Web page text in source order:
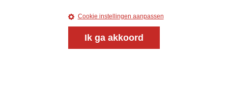
Cookie instellingen aanpassen
Ik ga akkoord